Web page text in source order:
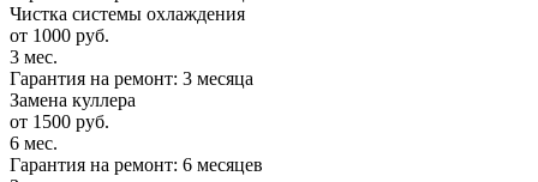
Чистка системы охлаждения
от 1000 руб.
3 мес.
Гарантия на ремонт: 3 месяца
Замена куллера
от 1500 руб.
6 мес.
Гарантия на ремонт: 6 месяцев